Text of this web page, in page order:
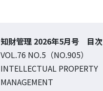
知財管理 2026年5月号 目次
VOL.76 NO.5（NO.905）
INTELLECTUAL PROPERTY
MANAGEMENT